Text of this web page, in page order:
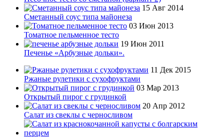
15 Авг 2014
Сметанный соус типа майонеза
03 Июн 2013
Томатное пельменное тесто
19 Июн 2011
Печенье «Арбузные дольки».
11 Дек 2015
Ржаные рулетики с сухофруктами
03 Мар 2013
Открытый пирог с грудинкой
20 Апр 2012
Салат из свеклы с черносливом